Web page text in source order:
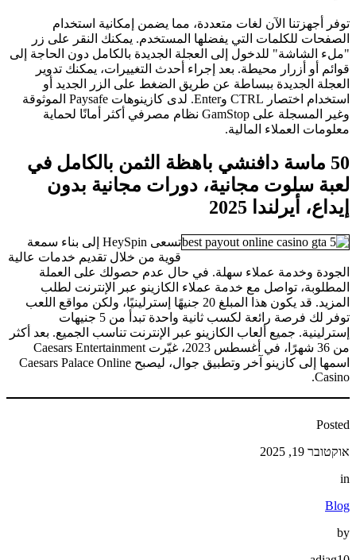
توفر أجهزتنا الآن لغات متعددة، مما يضمن إمكانية استخدام
الصفحات للكلمات التي يفضلها المستخدم. يمكنك النقر على زر
"ملء الشاشة" للدخول إلى العجلة الجديدة بالكامل دون الحاجة إلى
قوائم أو أزرار محيطة. بعد إجراء أحدث التغييرات، يمكنك تدوير
العجلة الجديدة ببساطة عن طريق الضغط على الزر الجديد أو
استخدام اختصار CTRL وEnter. لدى كازينوهات Paysafe الموثوقة
وغير المسجلة على GamStop نظام مصرفي أكثر أمانًا لحماية
معلومات العملاء المالية.
50 ماسة دافنشي باهظة الثمن بالكامل في
لعبة سلوت مجانية، دورات مجانية بدون
إيداع، أيرلندا 2025
تسعى HeySpin إلى بناء سمعة
قوية من خلال تقديم خدمات عالية
الجودة وخدمة عملاء سهلة. في حال عدم حصولك على العملة
المطلوبة، تواصل مع خدمة عملاء الكازينو عبر الإنترنت لطلب
المزيد. قد يكون هذا المبلغ 20 جنيهًا إسترلينيًا، ولكن مواقع اللعب
توفر لك فرصة رائعة لكسب ثانية واحدة تبدأ من 5 جنيهات
إسترلينية. جميع ألعاب الكازينو عبر الإنترنت تناسب الجميع. بعد أكثر
من 36 شهرًا، في أغسطس 2023، غيّرت Caesars Entertainment
اسمها إلى كازينو آخر وتطبيق جوال، ليصبح Caesars Palace Online
Casino.
Posted
אוקטובר 19, 2025
in
Blog
by